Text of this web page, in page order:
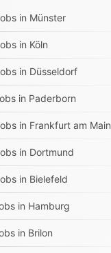
in Münster
in Köln
in Düsseldorf
in Paderborn
in Frankfurt am Main
in Dortmund
in Bielefeld
in Hamburg
in Brilon